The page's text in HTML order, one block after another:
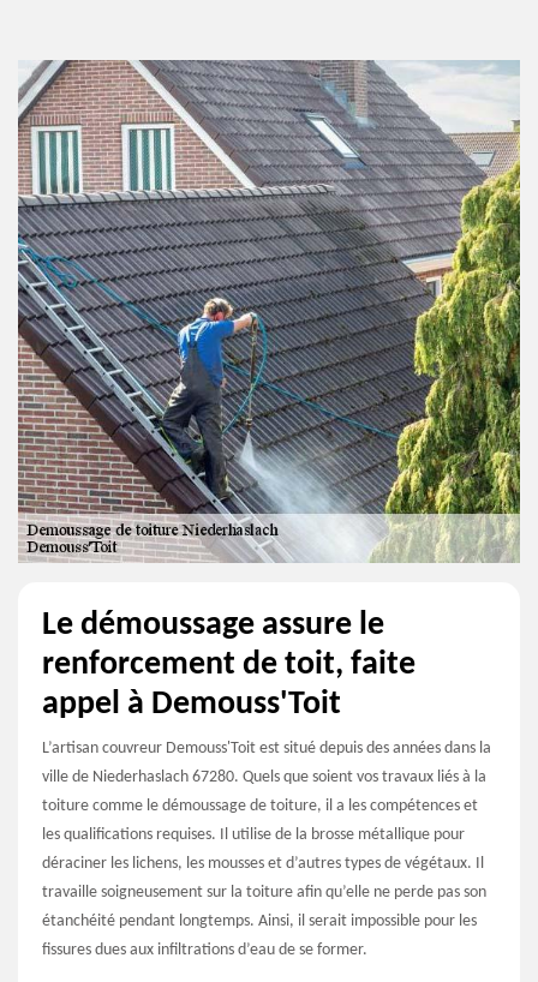
Le démoussage assure le
renforcement de toit, faite
appel à Demouss'Toit
L’artisan couvreur Demouss'Toit est situé depuis des années dans la
ville de Niederhaslach 67280. Quels que soient vos travaux liés à la
toiture comme le démoussage de toiture, il a les compétences et
les qualifications requises. Il utilise de la brosse métallique pour
déraciner les lichens, les mousses et d’autres types de végétaux. Il
travaille soigneusement sur la toiture afin qu’elle ne perde pas son
étanchéité pendant longtemps. Ainsi, il serait impossible pour les
fissures dues aux infiltrations d’eau de se former.